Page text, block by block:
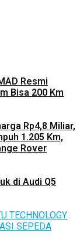
Resmi
Bisa 200 Km
Rp4,8 Miliar,
1.205 Km,
Rover
di Audi Q5